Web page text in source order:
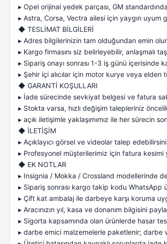
▸ Opel orijinal yedek parçası, GM
▸ Astra, Corsa, Vectra ailesi için yaygın uyum
◆ TESLİMAT BİLGİLERİ
▸ Adres bilgilerinizin tam olduğundan emin
▸ Kargo firmasını siz belirleyebilir, anlaşmalı
▸ Sipariş onayı sonrası 1-3 iş günü içerisinde
▸ Şehir içi alıcılar için motor kurye veya
◆ GARANTİ KOŞULLARI
▸ İade sürecinde sevkiyat belgesi ve fatura
▸ Stokta varsa, hızlı değişim talepleriniz
▸ açık iletişimle yaklaşımımız ile her sürecin
◆ İLETİŞİM
▸ Açıklayıcı görsel ve videolar talep
▸ Profesyonel müşterilerimiz için fatura kesimi
◆ EK NOTLAR
▸ Insignia / Mokka / Crossland modellerinde
▸ Sipariş sonrası kargo takip kodu WhatsApp
▸ Çift kat ambalaj ile darbeye karşı koruma
▸ Aracınızın yıl, kasa ve donanım bilgisini
▸ Sigorta kapsamında olan ürünlerde hasar
▸ darbe emici malzemelerle paketlenir; darbe